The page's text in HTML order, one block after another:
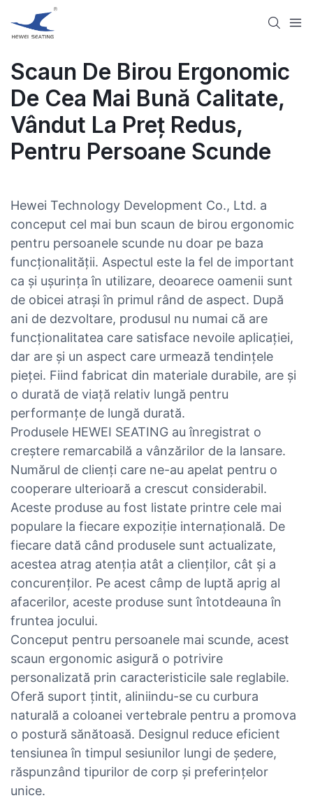
Scaun De Birou Ergonomic
De Cea Mai Bună Calitate,
Vândut La Preț Redus,
Pentru Persoane Scunde
Hewei Technology Development Co., Ltd. a
conceput cel mai bun scaun de birou ergonomic
pentru persoanele scunde nu doar pe baza
funcționalității. Aspectul este la fel de important
ca și ușurința în utilizare, deoarece oamenii sunt
de obicei atrași în primul rând de aspect. După
ani de dezvoltare, produsul nu numai că are
funcționalitatea care satisface nevoile aplicației,
dar are și un aspect care urmează tendințele
pieței. Fiind fabricat din materiale durabile, are și
o durată de viață relativ lungă pentru
performanțe de lungă durată.
Produsele HEWEI SEATING au înregistrat o
creștere remarcabilă a vânzărilor de la lansare.
Numărul de clienți care ne-au apelat pentru o
cooperare ulterioară a crescut considerabil.
Aceste produse au fost listate printre cele mai
populare la fiecare expoziție internațională. De
fiecare dată când produsele sunt actualizate,
acestea atrag atenția atât a clienților, cât și a
concurenților. Pe acest câmp de luptă aprig al
afacerilor, aceste produse sunt întotdeauna în
fruntea jocului.
Conceput pentru persoanele mai scunde, acest
scaun ergonomic asigură o potrivire
personalizată prin caracteristicile sale reglabile.
Oferă suport țintit, aliniindu-se cu curbura
naturală a coloanei vertebrale pentru a promova
o postură sănătoasă. Designul reduce eficient
tensiunea în timpul sesiunilor lungi de ședere,
răspunzând tipurilor de corp și preferințelor
unice.